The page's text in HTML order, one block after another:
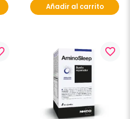
Añadir al carrito
favorite_border